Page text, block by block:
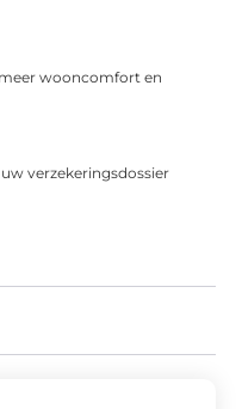
wooncomfort en
verzekeringsdossier